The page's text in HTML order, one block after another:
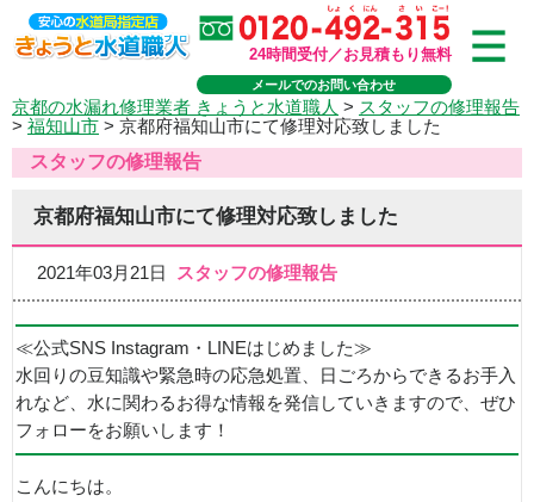
24時間受付／お見積もり無料
メールでのお問い合わせ
京都の水漏れ修理業者 きょうと水道職人 > スタッフの修理報告
> 福知山市 > 京都府福知山市にて修理対応致しました
スタッフの修理報告
京都府福知山市にて修理対応致しました
2021年03月21日 スタッフの修理報告
≪公式SNS Instagram・LINEはじめました≫
水回りの豆知識や緊急時の応急処置、日ごろからできるお手入
れなど、水に関わるお得な情報を発信していきますので、ぜひ
フォローをお願いします！
こんにちは。